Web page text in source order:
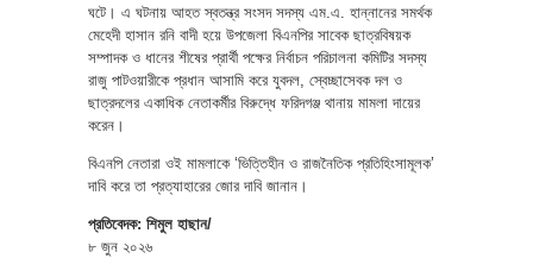
ঘটে। এ ঘটনায় আহত স্বতন্ত্র সংসদ সদস্য এম.এ. হান্নানের সমর্থক
মেহেদী হাসান রনি বাদী হয়ে উপজেলা বিএনপির সাবেক ছাত্রবিষয়ক
সম্পাদক ও ধানের শীষের প্রার্থী পক্ষের নির্বাচন পরিচালনা কমিটির সদস্য
রাজু পাটওয়ারীকে প্রধান আসামি করে যুবদল, স্বেচ্ছাসেবক দল ও
ছাত্রদলের একাধিক নেতাকর্মীর বিরুদ্ধে ফরিদগঞ্জ থানায় মামলা দায়ের
করেন।
বিএনপি নেতারা ওই মামলাকে ‘ভিত্তিহীন ও রাজনৈতিক প্রতিহিংসামূলক’
দাবি করে তা প্রত্যাহারের জোর দাবি জানান।
প্রতিবেদক: শিমুল হাছান/
৮ জুন ২০২৬